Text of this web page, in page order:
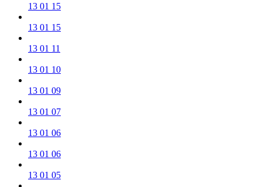
13 01 15
13 01 15
13 01 11
13 01 10
13 01 09
13 01 07
13 01 06
13 01 06
13 01 05